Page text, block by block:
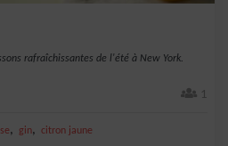
rafraîchissantes de l'été à New York.
1
, gin, citron jaune